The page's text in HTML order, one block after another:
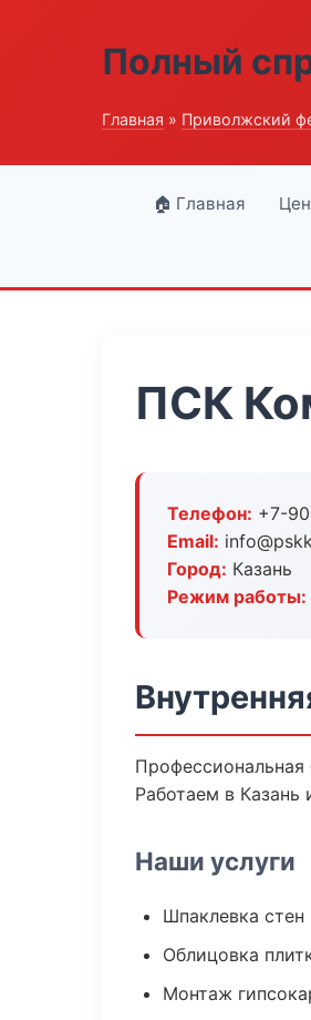
Полный
Главная » Приволжский
🏠 Главная
ПСК
Телефон: +7-
Email:
Город: Казань
Режим работы:
Профессиональная
Работаем в Казань
Наши услуги
Шпаклевка стен
Облицовка
Монтаж